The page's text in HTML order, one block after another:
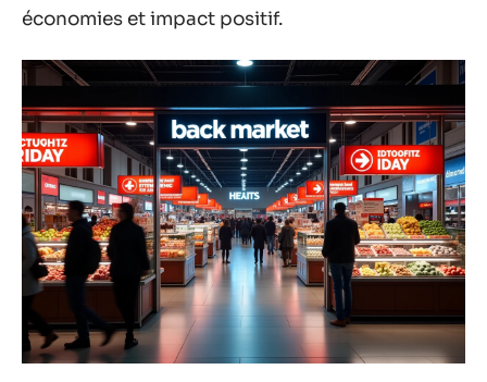
économies et impact positif.